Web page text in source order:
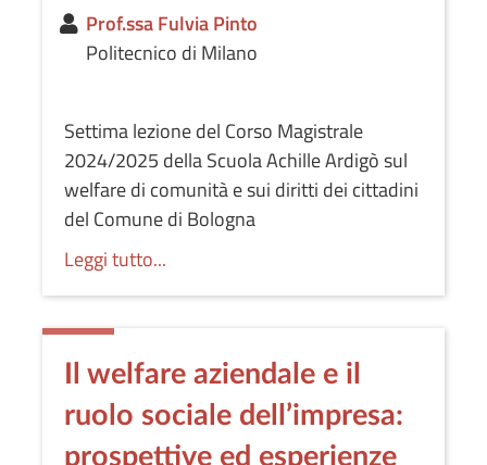
Prof.ssa Fulvia Pinto
Politecnico di Milano
Settima lezione del Corso Magistrale
2024/2025 della Scuola Achille Ardigò sul
welfare di comunità e sui diritti dei cittadini
del Comune di Bologna
Leggi tutto...
Il welfare aziendale e il
ruolo sociale dell’impresa:
prospettive ed esperienze